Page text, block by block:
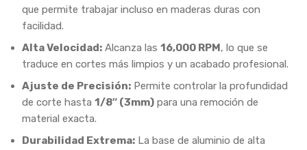
que permite trabajar incluso en maderas duras con
facilidad.
Alta Velocidad: Alcanza las 16,000 RPM, lo que se
traduce en cortes más limpios y un acabado profesional.
Ajuste de Precisión: Permite controlar la profundidad
de corte hasta 1/8″ (3mm) para una remoción de
material exacta.
Durabilidad Extrema: La base de aluminio de alta